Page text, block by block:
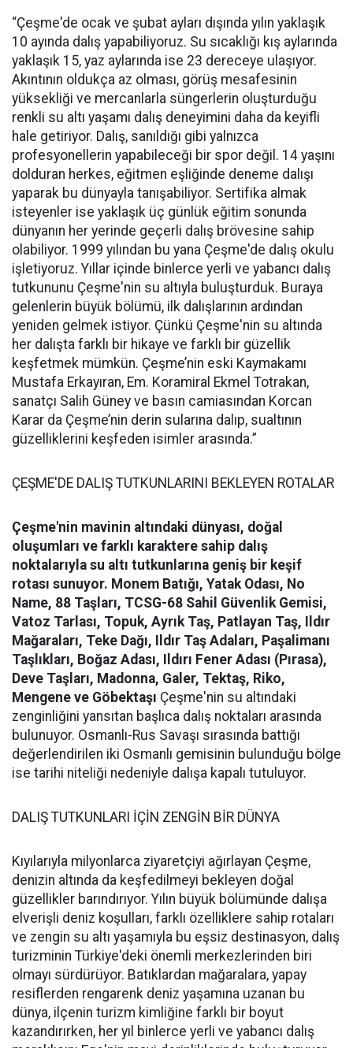
“Çeşme'de ocak ve şubat ayları dışında yılın yaklaşık
10 ayında dalış yapabiliyoruz. Su sıcaklığı kış aylarında
yaklaşık 15, yaz aylarında ise 23 dereceye ulaşıyor.
Akıntının oldukça az olması, görüş mesafesinin
yüksekliği ve mercanlarla süngerlerin oluşturduğu
renkli su altı yaşamı dalış deneyimini daha da keyifli
hale getiriyor. Dalış, sanıldığı gibi yalnızca
profesyonellerin yapabileceği bir spor değil. 14 yaşını
dolduran herkes, eğitmen eşliğinde deneme dalışı
yaparak bu dünyayla tanışabiliyor. Sertifika almak
isteyenler ise yaklaşık üç günlük eğitim sonunda
dünyanın her yerinde geçerli dalış brövesine sahip
olabiliyor. 1999 yılından bu yana Çeşme'de dalış okulu
işletiyoruz. Yıllar içinde binlerce yerli ve yabancı dalış
tutkununu Çeşme'nin su altıyla buluşturduk. Buraya
gelenlerin büyük bölümü, ilk dalışlarının ardından
yeniden gelmek istiyor. Çünkü Çeşme'nin su altında
her dalışta farklı bir hikaye ve farklı bir güzellik
keşfetmek mümkün. Çeşme’nin eski Kaymakamı
Mustafa Erkayıran, Em. Koramiral Ekmel Totrakan,
sanatçı Salih Güney ve basın camiasından Korcan
Karar da Çeşme’nin derin sularına dalıp, sualtının
güzelliklerini keşfeden isimler arasında.”
ÇEŞME'DE DALIŞ TUTKUNLARINI BEKLEYEN ROTALAR
Çeşme'nin mavinin altındaki dünyası, doğal
oluşumları ve farklı karaktere sahip dalış
noktalarıyla su altı tutkunlarına geniş bir keşif
rotası sunuyor. Monem Batığı, Yatak Odası, No
Name, 88 Taşları, TCSG-68 Sahil Güvenlik Gemisi,
Vatoz Tarlası, Topuk, Ayrık Taş, Patlayan Taş, Ildır
Mağaraları, Teke Dağı, Ildır Taş Adaları, Paşalimanı
Taşlıkları, Boğaz Adası, Ildırı Fener Adası (Pırasa),
Deve Taşları, Madonna, Galer, Tektaş, Riko,
Mengene ve Göbektaşı Çeşme'nin su altındaki
zenginliğini yansıtan başlıca dalış noktaları arasında
bulunuyor. Osmanlı-Rus Savaşı sırasında battığı
değerlendirilen iki Osmanlı gemisinin bulunduğu bölge
ise tarihi niteliği nedeniyle dalışa kapalı tutuluyor.
DALIŞ TUTKUNLARI İÇİN ZENGİN BİR DÜNYA
Kıyılarıyla milyonlarca ziyaretçiyi ağırlayan Çeşme,
denizin altında da keşfedilmeyi bekleyen doğal
güzellikler barındırıyor. Yılın büyük bölümünde dalışa
elverişli deniz koşulları, farklı özelliklere sahip rotaları
ve zengin su altı yaşamıyla bu eşsiz destinasyon, dalış
turizminin Türkiye'deki önemli merkezlerinden biri
olmayı sürdürüyor. Batıklardan mağaralara, yapay
resiflerden rengarenk deniz yaşamına uzanan bu
dünya, ilçenin turizm kimliğine farklı bir boyut
kazandırırken, her yıl binlerce yerli ve yabancı dalış